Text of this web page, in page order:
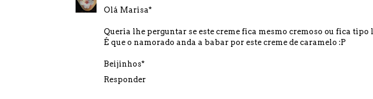
Olá Marisa*
Queria lhe perguntar se este creme fica mesmo cremoso ou fica
É que o namorado anda a babar por este creme de caramelo :P
Beijinhos*
Responder